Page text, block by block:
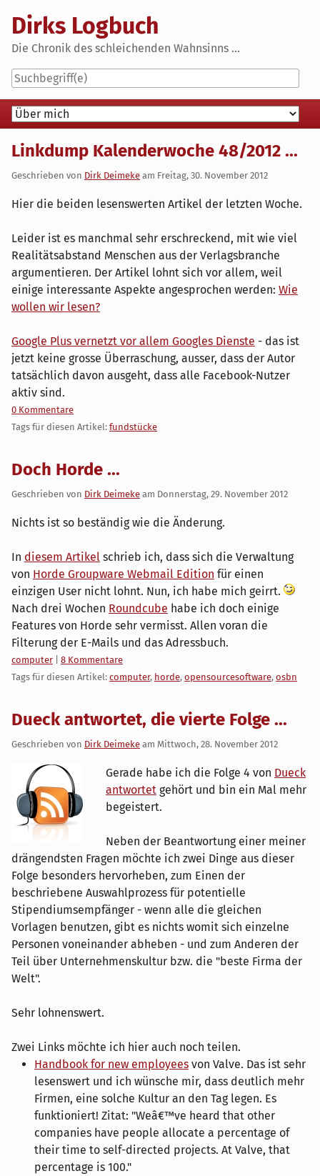
content
Dirks Logbuch
Die Chronik des schleichenden Wahnsinns ...
Navigation
Linkdump Kalenderwoche 48/2012 ...
Geschrieben von Dirk Deimeke am Freitag, 30. November 2012
Hier die beiden lesenswerten Artikel der letzten Woche.
Leider ist es manchmal sehr erschreckend, mit wie viel
Realitätsabstand Menschen aus der Verlagsbranche
argumentieren. Der Artikel lohnt sich vor allem, weil
einige interessante Aspekte angesprochen werden: Wie
wollen wir lesen?
Google Plus vernetzt vor allem Googles Dienste - das ist
jetzt keine grosse Überraschung, ausser, dass der Autor
tatsächlich davon ausgeht, dass alle Facebook-Nutzer
aktiv sind.
0 Kommentare
Tags für diesen Artikel: fundstücke
Doch Horde ...
Geschrieben von Dirk Deimeke am Donnerstag, 29. November 2012
Nichts ist so beständig wie die Änderung.
In diesem Artikel schrieb ich, dass sich die Verwaltung
von Horde Groupware Webmail Edition für einen
einzigen User nicht lohnt. Nun, ich habe mich geirrt.
Nach drei Wochen Roundcube habe ich doch einige
Features von Horde sehr vermisst. Allen voran die
Filterung der E-Mails und das Adressbuch.
Kategorien:
computer
8 Kommentare
Tags für diesen Artikel: computer, horde, opensourcesoftware, osbn
Dueck antwortet, die vierte Folge ...
Geschrieben von Dirk Deimeke am Mittwoch, 28. November 2012
Gerade habe ich die Folge 4 von Dueck
antwortet gehört und bin ein Mal mehr
begeistert.
Neben der Beantwortung einer meiner
drängendsten Fragen möchte ich zwei Dinge aus dieser
Folge besonders hervorheben, zum Einen der
beschriebene Auswahlprozess für potentielle
Stipendiumsempfänger - wenn alle die gleichen
Vorlagen benutzen, gibt es nichts womit sich einzelne
Personen voneinander abheben - und zum Anderen der
Teil über Unternehmenskultur bzw. die "beste Firma der
Welt".
Sehr lohnenswert.
Zwei Links möchte ich hier auch noch teilen.
Handbook for new employees von Valve. Das ist sehr
lesenswert und ich wünsche mir, dass deutlich mehr
Firmen, eine solche Kultur an den Tag legen. Es
funktioniert! Zitat: "Weâ€™ve heard that other
companies have people allocate a percentage of
their time to self-directed projects. At Valve, that
percentage is 100."